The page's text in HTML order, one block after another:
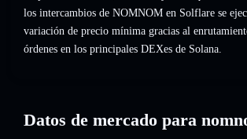
los intercambios de NOMNOM en Solflare se
variación de precio mínima gracias al
órdenes en los principales DEXes de Solana.
Datos de mercado para